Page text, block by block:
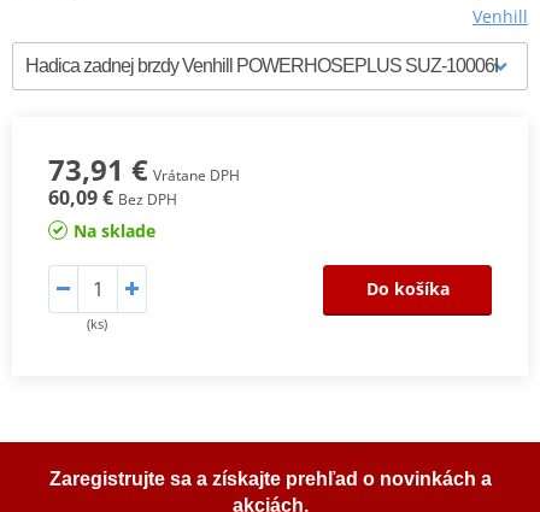
Venhill
73,91 € Vrátane DPH
60,09 € Bez DPH
Na sklade
(ks)
Do košíka
Zaregistrujte sa a získajte prehľad o novinkách a
akciách.